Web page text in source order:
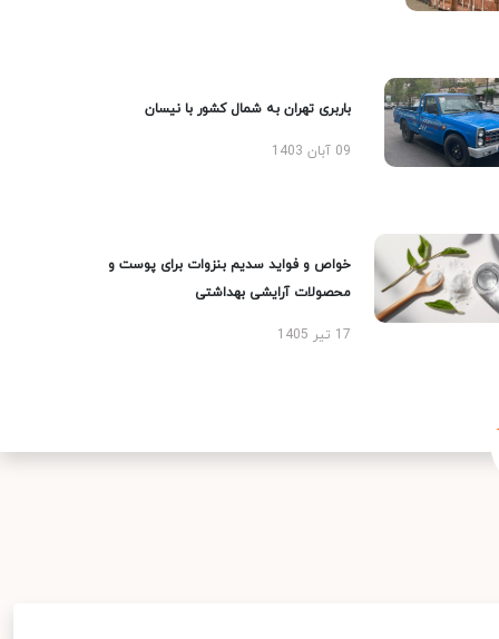
باربری تهران به شمال کشور با نیسان
09 آبان 1403
خواص و فواید سدیم بنزوات برای پوست و
محصولات آرایشی بهداشتی
17 تیر 1405